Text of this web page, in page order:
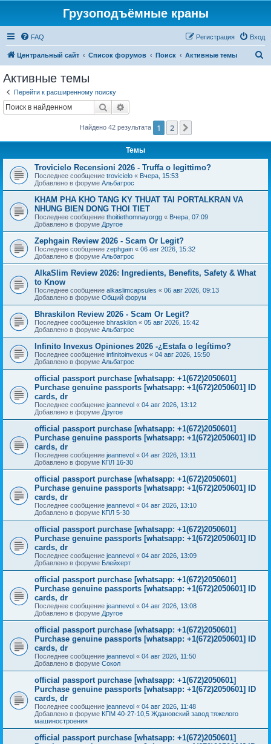
Грузоподъёмные краны
FAQ Вход
Регистрация
Центральный сайт Список форумов Поиск Активные темы
Активные темы
Перейти к расширенному поиску
Поиск
Найдено 42 результата 1 2
Темы
Trovicielo Recensioni 2026 - Truffa o legittimo?
Последнее сообщение trovicielo « Вчера, 15:53
Добавлено в форуме Альбатрос
KHAM PHA KHO TANG KY THUAT TAI PORTALKRAN VA
NHUNG BIEN DONG THOI TIET
Последнее сообщение thoitiethomnayorgg « Вчера, 07:09
Добавлено в форуме Другое
Zephgain Review 2026 - Scam Or Legit?
Последнее сообщение zephgain « 06 авг 2026, 15:32
Добавлено в форуме Альбатрос
AlkaSlim Review 2026: Ingredients, Benefits, Safety & What
to Know
Последнее сообщение alkaslimcapsules « 06 авг 2026, 09:13
Добавлено в форуме Общий форум
Bhraskilon Review 2026 - Scam Or Legit?
Последнее сообщение bhraskilon « 05 авг 2026, 15:42
Добавлено в форуме Альбатрос
Infinito Invexus Opiniones 2026 -¿Estafa o legítimo?
Последнее сообщение infinitoinvexus « 04 авг 2026, 15:50
Добавлено в форуме Альбатрос
official passport purchase [whatsapp: +1(672)2050601]
Purchase genuine passports [whatsapp: +1(672)2050601] ID
cards, dr
Последнее сообщение jeannevol « 04 авг 2026, 13:12
Добавлено в форуме Другое
official passport purchase [whatsapp: +1(672)2050601]
Purchase genuine passports [whatsapp: +1(672)2050601] ID
cards, dr
Последнее сообщение jeannevol « 04 авг 2026, 13:11
Добавлено в форуме КПЛ 16-30
official passport purchase [whatsapp: +1(672)2050601]
Purchase genuine passports [whatsapp: +1(672)2050601] ID
cards, dr
Последнее сообщение jeannevol « 04 авг 2026, 13:10
Добавлено в форуме КПЛ 5-30
official passport purchase [whatsapp: +1(672)2050601]
Purchase genuine passports [whatsapp: +1(672)2050601] ID
cards, dr
Последнее сообщение jeannevol « 04 авг 2026, 13:09
Добавлено в форуме Блейхерт
official passport purchase [whatsapp: +1(672)2050601]
Purchase genuine passports [whatsapp: +1(672)2050601] ID
cards, dr
Последнее сообщение jeannevol « 04 авг 2026, 13:08
Добавлено в форуме Другое
official passport purchase [whatsapp: +1(672)2050601]
Purchase genuine passports [whatsapp: +1(672)2050601] ID
cards, dr
Последнее сообщение jeannevol « 04 авг 2026, 11:50
Добавлено в форуме Сокол
official passport purchase [whatsapp: +1(672)2050601]
Purchase genuine passports [whatsapp: +1(672)2050601] ID
cards, dr
Последнее сообщение jeannevol « 04 авг 2026, 11:48
Добавлено в форуме КПМ 40-27-10,5 Ждановский завод тяжелого
машиностроения
official passport purchase [whatsapp: +1(672)2050601]